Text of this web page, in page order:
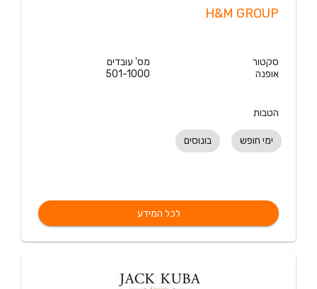
H&M GROUP
סקטור
אופנה
מס' עובדים
501-1000
הטבות
ימי חופש בונוסים
לכל המידע